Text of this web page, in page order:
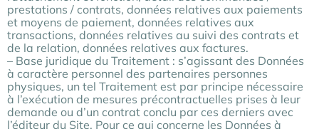
prestations / contrats, données relatives aux paiements
et moyens de paiement, données relatives aux
transactions, données relatives au suivi des contrats et
de la relation, données relatives aux factures.
– Base juridique du Traitement : s’agissant des Données
à caractère personnel des partenaires personnes
physiques, un tel Traitement est par principe nécessaire
à l’exécution de mesures précontractuelles prises à leur
demande ou d’un contrat conclu par ces derniers avec
l’éditeur du Site. Pour ce qui concerne les Données à